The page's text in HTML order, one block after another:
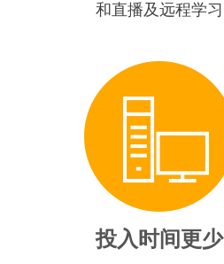
和直播及远程学习
投入时间更少